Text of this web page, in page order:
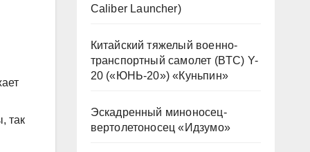
так
Caliber Launcher)
Китайский тяжелый военно-
транспортный самолет (BTC) Y-
20 («ЮНЬ-20») «Куньпин»
Эскадренный миноносец-
вертолетоносец «Идзумо»